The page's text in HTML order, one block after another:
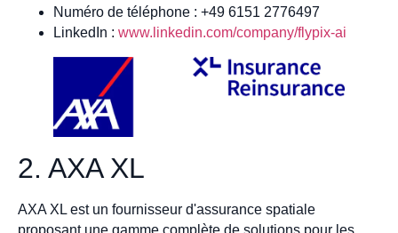
Numéro de téléphone : +49 6151 2776497
LinkedIn : www.linkedin.com/company/flypix-ai
2. AXA XL
AXA XL est un fournisseur d'assurance spatiale
proposant une gamme complète de solutions pour les